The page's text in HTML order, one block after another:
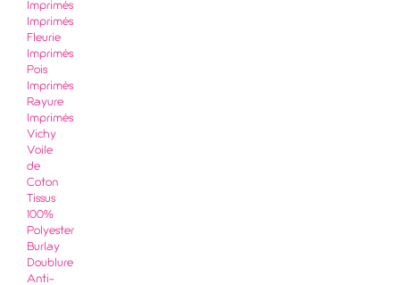
Imprimés
Imprimés
Fleurie
Imprimés
Pois
Imprimés
Rayure
Imprimés
Vichy
Voile
de
Coton
Tissus
100%
Polyester
Burlay
Doublure
Anti-